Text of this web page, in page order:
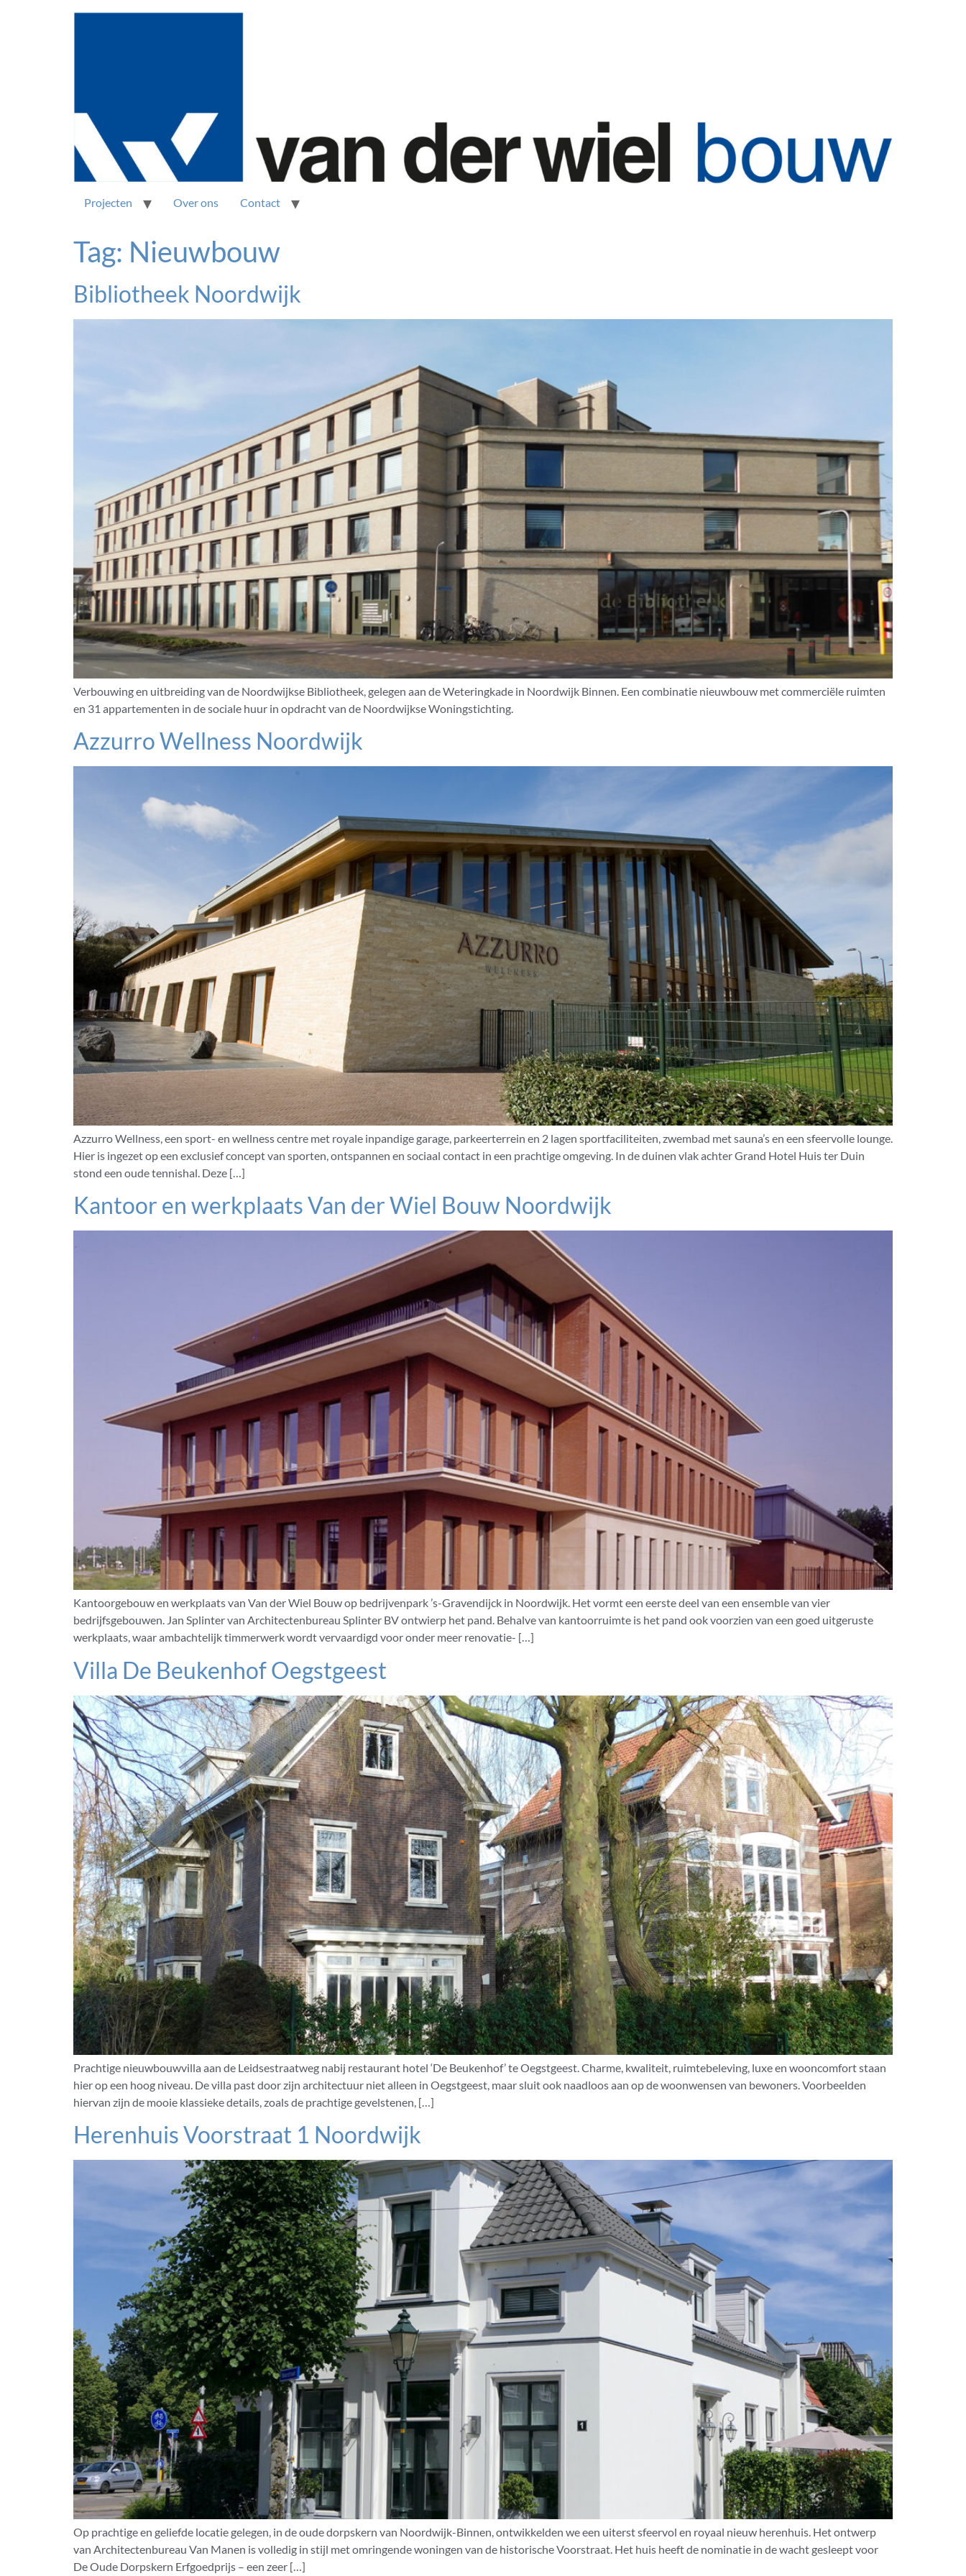
Projecten Over ons Contact
Tag: Nieuwbouw
Bibliotheek Noordwijk
Verbouwing en uitbreiding van de Noordwijkse Bibliotheek, gelegen aan de Weteringkade in Noordwijk Binnen. Een combinatie nieuwbouw met commerciële ruimten
en 31 appartementen in de sociale huur in opdracht van de Noordwijkse Woningstichting.
Azzurro Wellness Noordwijk
Azzurro Wellness, een sport- en wellness centre met royale inpandige garage, parkeerterrein en 2 lagen sportfaciliteiten, zwembad met sauna’s en een sfeervolle lounge.
Hier is ingezet op een exclusief concept van sporten, ontspannen en sociaal contact in een prachtige omgeving. In de duinen vlak achter Grand Hotel Huis ter Duin
stond een oude tennishal. Deze […]
Kantoor en werkplaats Van der Wiel Bouw Noordwijk
Kantoorgebouw en werkplaats van Van der Wiel Bouw op bedrijvenpark ’s-Gravendijck in Noordwijk. Het vormt een eerste deel van een ensemble van vier
bedrijfsgebouwen. Jan Splinter van Architectenbureau Splinter BV ontwierp het pand. Behalve van kantoorruimte is het pand ook voorzien van een goed uitgeruste
werkplaats, waar ambachtelijk timmerwerk wordt vervaardigd voor onder meer renovatie- […]
Villa De Beukenhof Oegstgeest
Prachtige nieuwbouwvilla aan de Leidsestraatweg nabij restaurant hotel ‘De Beukenhof’ te Oegstgeest. Charme, kwaliteit, ruimtebeleving, luxe en wooncomfort staan
hier op een hoog niveau. De villa past door zijn architectuur niet alleen in Oegstgeest, maar sluit ook naadloos aan op de woonwensen van bewoners. Voorbeelden
hiervan zijn de mooie klassieke details, zoals de prachtige gevelstenen, […]
Herenhuis Voorstraat 1 Noordwijk
Op prachtige en geliefde locatie gelegen, in de oude dorpskern van Noordwijk-Binnen, ontwikkelden we een uiterst sfeervol en royaal nieuw herenhuis. Het ontwerp
van Architectenbureau Van Manen is volledig in stijl met omringende woningen van de historische Voorstraat. Het huis heeft de nominatie in de wacht gesleept voor
De Oude Dorpskern Erfgoedprijs – een zeer […]